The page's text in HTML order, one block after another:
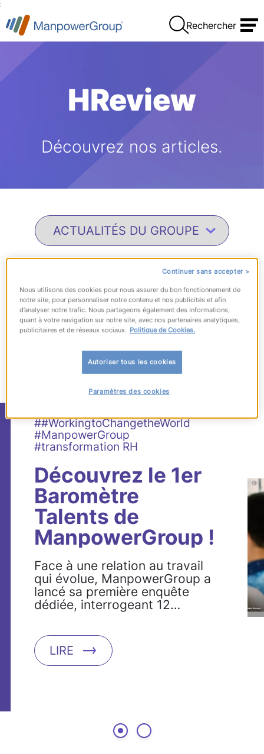
:
Rechercher
HReview
Découvrez nos articles.
correspondant à votre
recherche
##WorkingtoChangetheWorld
#ManpowerGroup
#transformation RH
Découvrez le 1er
Baromètre
Talents de
ManpowerGroup !
Face à une relation au travail
qui évolue, ManpowerGroup a
lancé sa première enquête
dédiée, interrogeant 12…
LIRE
Continuer sans accepter >
Nous utilisons des cookies pour nous assurer du bon fonctionnement de
notre site, pour personnaliser notre contenu et nos publicités et afin
d’analyser notre trafic. Nous partageons également des informations,
quant à votre navigation sur notre site, avec nos partenaires analytiques,
publicitaires et de réseaux sociaux. Politique de Cookies.
Autoriser tous les cookies
Paramètres des cookies